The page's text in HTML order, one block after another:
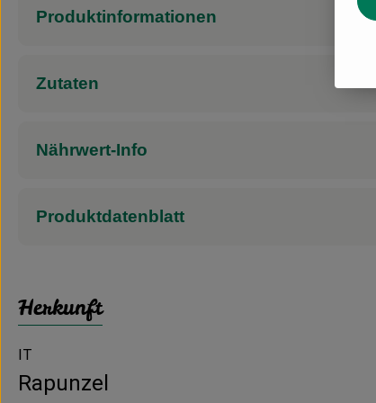
Produktinformationen
Zutaten
Nährwert-Info
Produktdatenblatt
Herkunft
IT
Rapunzel